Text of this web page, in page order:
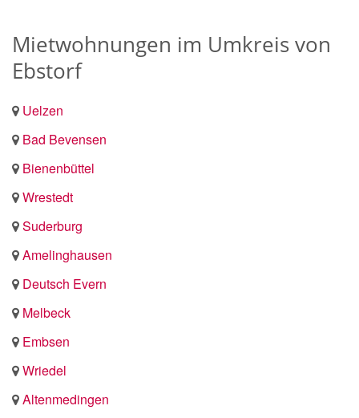
Mietwohnungen im Umkreis von
Ebstorf
Uelzen
Bad Bevensen
Bienenbüttel
Wrestedt
Suderburg
Amelinghausen
Deutsch Evern
Melbeck
Embsen
Wriedel
Altenmedingen